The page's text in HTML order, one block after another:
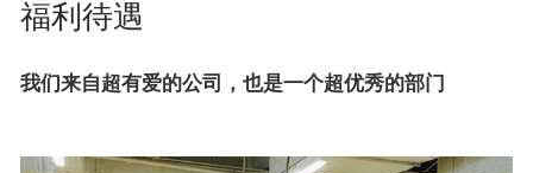
福利待遇
我们来自超有爱的公司，也是一个超优秀的部门